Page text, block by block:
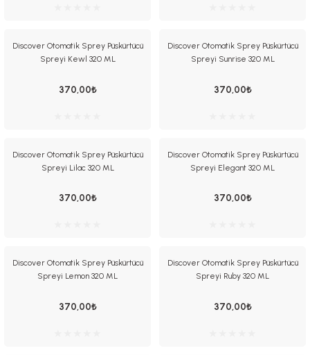
Discover Otomatik Sprey Püskürtücü
Spreyi Kewl 320 ML
370,00₺
Discover Otomatik Sprey Püskürtücü
Spreyi Sunrise 320 ML
370,00₺
Discover Otomatik Sprey Püskürtücü
Spreyi Lilac 320 ML
370,00₺
Discover Otomatik Sprey Püskürtücü
Spreyi Elegant 320 ML
370,00₺
Discover Otomatik Sprey Püskürtücü
Spreyi Lemon 320 ML
370,00₺
Discover Otomatik Sprey Püskürtücü
Spreyi Ruby 320 ML
370,00₺